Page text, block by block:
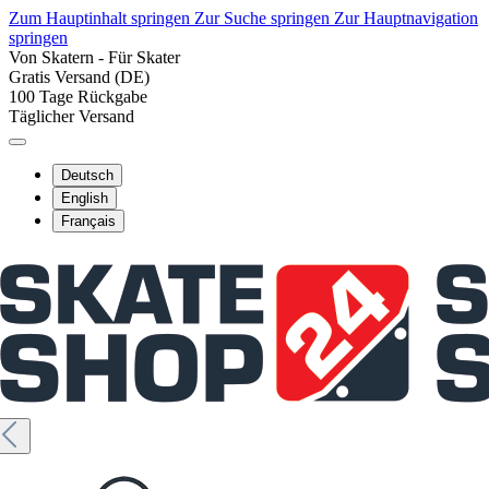
Zum Hauptinhalt springen Zur Suche springen Zur Hauptnavigation
springen
Von Skatern - Für Skater
Gratis Versand (DE)
100 Tage Rückgabe
Täglicher Versand
Deutsch
English
Français